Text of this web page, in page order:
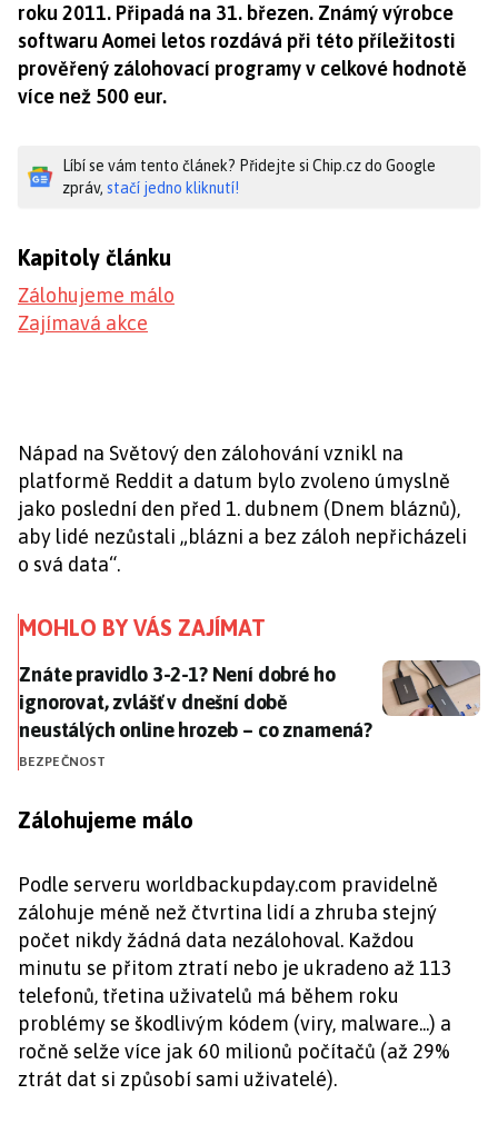
roku 2011. Připadá na 31. březen. Známý výrobce
softwaru Aomei letos rozdává při této příležitosti
prověřený zálohovací programy v celkové hodnotě
více než 500 eur.
Líbí se vám tento článek? Přidejte si Chip.cz do Google
zpráv, stačí jedno kliknutí!
Kapitoly článku
Zálohujeme málo
Zajímavá akce
Nápad na Světový den zálohování vznikl na
platformě Reddit a datum bylo zvoleno úmyslně
jako poslední den před 1. dubnem (Dnem bláznů),
aby lidé nezůstali „blázni a bez záloh nepřicházeli
o svá data“.
MOHLO BY VÁS ZAJÍMAT
Znáte pravidlo 3-2-1? Není dobré ho ignorovat,
Znáte pravidlo 3-2-1? Není dobré ho
ignorovat, zvlášť v dnešní době
neustálých online hrozeb – co znamená?
BEZPEČNOST
Zálohujeme málo
Podle serveru worldbackupday.com pravidelně
zálohuje méně než čtvrtina lidí a zhruba stejný
počet nikdy žádná data nezálohoval. Každou
minutu se přitom ztratí nebo je ukradeno až 113
telefonů, třetina uživatelů má během roku
problémy se škodlivým kódem (viry, malware...) a
ročně selže více jak 60 milionů počítačů (až 29%
ztrát dat si způsobí sami uživatelé).